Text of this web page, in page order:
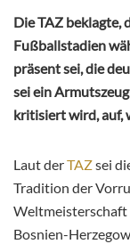
Die TAZ beklagte,
Fußballstadien
präsent sei, die
sei ein
kritisiert wird, auf,
Laut derTAZsei
Tradition der
Weltmeisterschaft
Bosnien-